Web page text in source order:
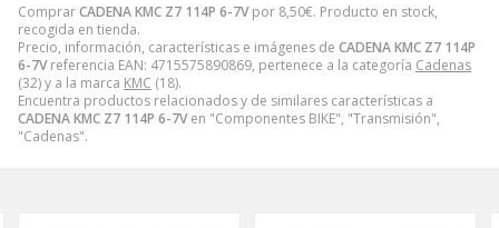
ComprarCADENA KMC Z7 114P 6-7Vpor 8,50€. Producto en stock,
recogida en tienda.
Precio, información, características e imágenes de CADENA KMC Z7 114P
6-7Vreferencia EAN: 4715575890869, pertenece a la categoría Cadenas
(32) y a la marca KMC (18).
Encuentra productos relacionados y de similares características a
CADENA KMC Z7 114P 6-7Ven "Componentes BIKE", "Transmisión",
"Cadenas".